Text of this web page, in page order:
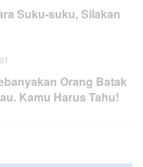
Suku-suku, Silakan
Orang Batak
Kamu Harus Tahu!